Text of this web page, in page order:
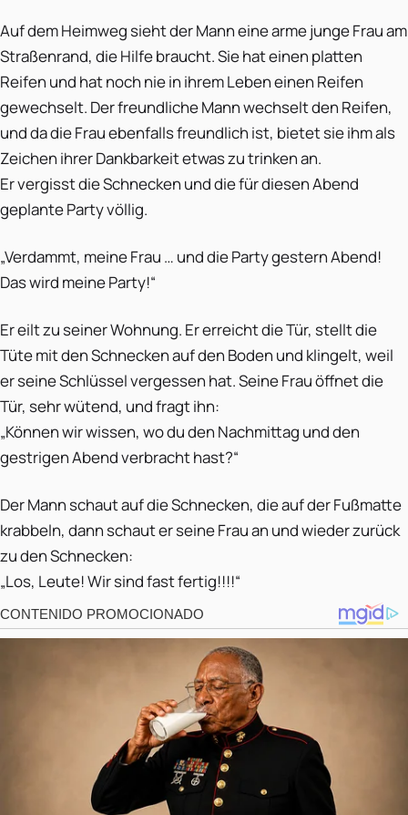
Auf dem Heimweg sieht der Mann eine arme junge Frau am
Straßenrand, die Hilfe braucht. Sie hat einen platten
Reifen und hat noch nie in ihrem Leben einen Reifen
gewechselt. Der freundliche Mann wechselt den Reifen,
und da die Frau ebenfalls freundlich ist, bietet sie ihm als
Zeichen ihrer Dankbarkeit etwas zu trinken an.
Er vergisst die Schnecken und die für diesen Abend
geplante Party völlig.
„Verdammt, meine Frau … und die Party gestern Abend!
Das wird meine Party!“
Er eilt zu seiner Wohnung. Er erreicht die Tür, stellt die
Tüte mit den Schnecken auf den Boden und klingelt, weil
er seine Schlüssel vergessen hat. Seine Frau öffnet die
Tür, sehr wütend, und fragt ihn:
„Können wir wissen, wo du den Nachmittag und den
gestrigen Abend verbracht hast?“
Der Mann schaut auf die Schnecken, die auf der Fußmatte
krabbeln, dann schaut er seine Frau an und wieder zurück
zu den Schnecken:
„Los, Leute! Wir sind fast fertig!!!!“